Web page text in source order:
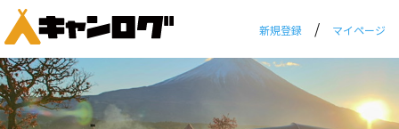
新規登録 / マイページ